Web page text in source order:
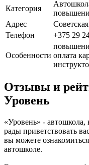
Категория
Адрес
Телефон
+375 29
Особенности оплата
Отзывы и
Уровень
«Уровень» -
рады приветствовать
вы можете
автошколе.